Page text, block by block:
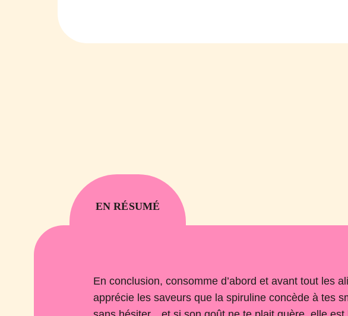
EN RÉSUMÉ
En conclusion, consomme d’abord et avant tout les
apprécie les saveurs que la spiruline concède à tes